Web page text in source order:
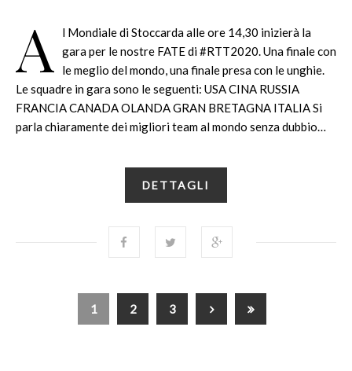
A
l Mondiale di Stoccarda alle ore 14,30 inizierà la
gara per le nostre FATE di #RTT2020. Una finale con
le meglio del mondo, una finale presa con le unghie.
Le squadre in gara sono le seguenti: USA CINA RUSSIA
FRANCIA CANADA OLANDA GRAN BRETAGNA ITALIA Si
parla chiaramente dei migliori team al mondo senza dubbio…
DETTAGLI
1 2 3